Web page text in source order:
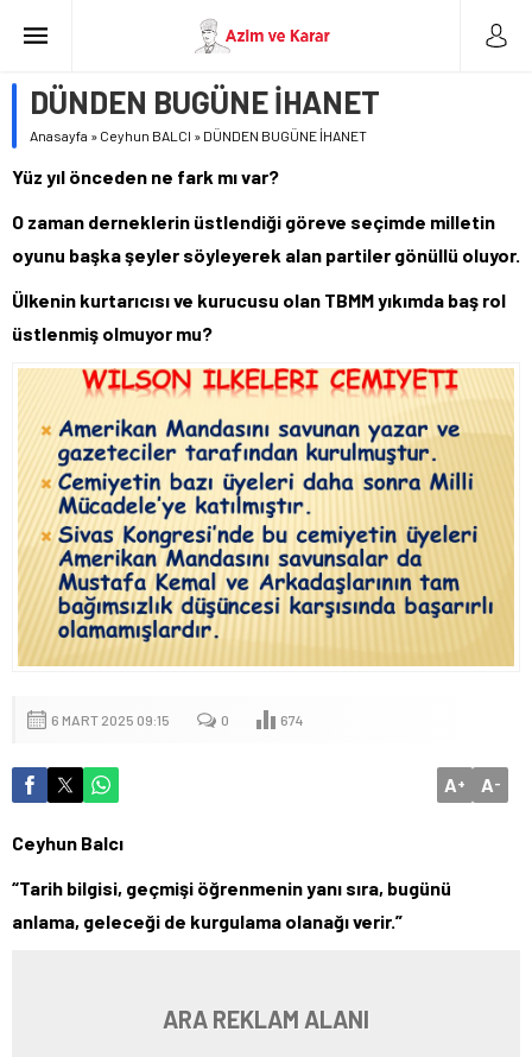
DÜNDEN BUGÜNE İHANET
Anasayfa » Ceyhun BALCI » DÜNDEN BUGÜNE İHANET
Yüz yıl önceden ne fark mı var?
O zaman derneklerin üstlendiği göreve seçimde milletin
oyunu başka şeyler söyleyerek alan partiler gönüllü oluyor.
Ülkenin kurtarıcısı ve kurucusu olan TBMM yıkımda baş rol
üstlenmiş olmuyor mu?
6 MART 2025 09:15 0 674
A+ A-
Ceyhun Balcı
“Tarih bilgisi, geçmişi öğrenmenin yanı sıra, bugünü
anlama, geleceği de kurgulama olanağı verir.”
ARA REKLAM ALANI